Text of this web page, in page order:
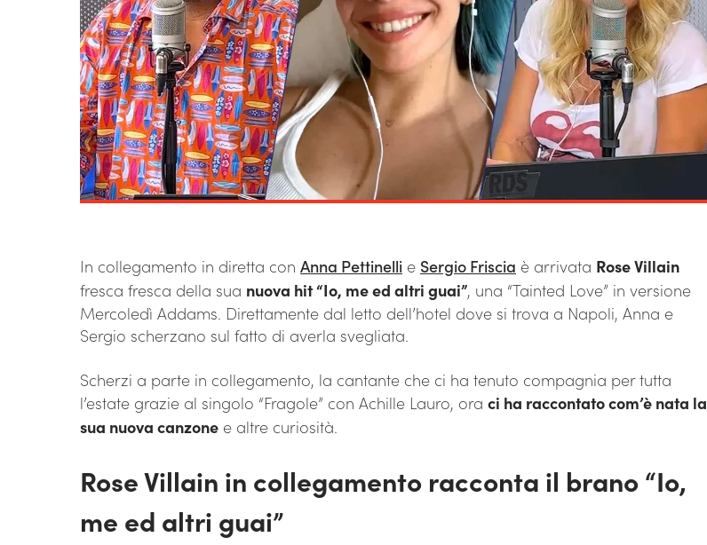
In collegamento in diretta con Anna Pettinelli e Sergio Friscia è arrivata Rose Villain
fresca fresca della sua nuova hit “Io, me ed altri guai”, una “Tainted Love” in versione
Mercoledì Addams. Direttamente dal letto dell’hotel dove si trova a Napoli, Anna e
Sergio scherzano sul fatto di averla svegliata.
Scherzi a parte in collegamento, la cantante che ci ha tenuto compagnia per tutta
l’estate grazie al singolo “Fragole” con Achille Lauro, ora ci ha raccontato com’è nata la
sua nuova canzone e altre curiosità.
Rose Villain in collegamento racconta il brano “Io,
me ed altri guai”